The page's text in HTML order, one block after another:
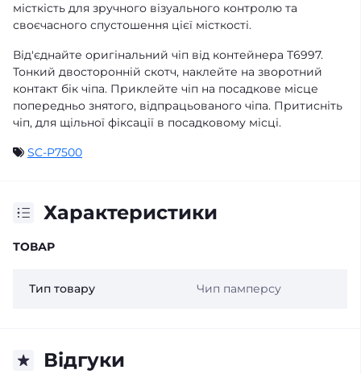
місткість для зручного візуального контролю та
своєчасного спустошення цієї місткості.
Від'єднайте оригінальний чіп від контейнера T6997.
Тонкий двосторонній скотч, наклейте на зворотний
контакт бік чіпа. Приклейте чіп на посадкове місце
попередньо знятого, відпрацьованого чіпа. Притисніть
чіп, для щільної фіксації в посадковому місці.
SC-P7500
Характеристики
ТОВАР
Тип товару Чип памперсу
Відгуки